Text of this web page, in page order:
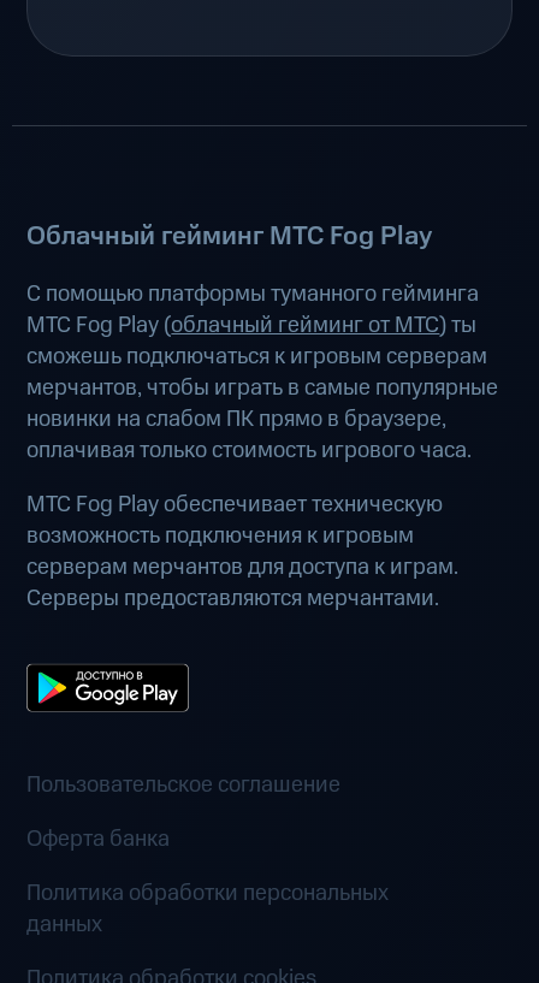
Облачный гейминг МТС Fog Play
С помощью платформы туманного гейминга
МТС Fog Play (облачный гейминг от МТС) ты
сможешь подключаться к игровым серверам
мерчантов, чтобы играть в самые популярные
новинки на слабом ПК прямо в браузере,
оплачивая только стоимость игрового часа.
МТС Fog Play обеспечивает техническую
возможность подключения к игровым
серверам мерчантов для доступа к играм.
Серверы предоставляются мерчантами.
Пользовательское соглашение
Оферта банка
Политика обработки персональных
данных